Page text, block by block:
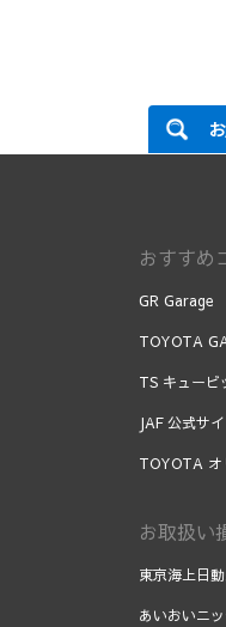
おすすめ
GR Garage
TOYOTA
TS キュービ
JAF 公式サ
TOYOTA オ
お取扱い
東京海上日
あいおいニ